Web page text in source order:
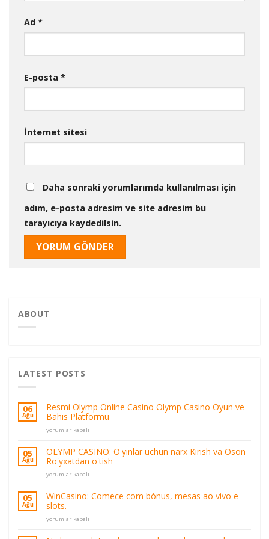
Ad *
E-posta *
İnternet sitesi
Daha sonraki yorumlarımda kullanılması için
adım, e-posta adresim ve site adresim bu
tarayıcıya kaydedilsin.
ABOUT
LATEST POSTS
06
Ağu
Resmi Olymp Online Casino Olymp Casino Oyun ve
Bahis Platformu
Resmi
Online
Casino
Olymp
Casino
ve
Bahis
Platformu
için
yorumlar kapalı
05
Ağu
OLYMP CASINO: O'yinlar uchun narx Kirish va Oson
Ro'yxatdan o'tish
OLYMP
O'yinlar
uchun
narx
Kirish
Oson
yorumlar kapalı
05
Ağu
WinCasino: Comece com bónus, mesas ao vivo e
slots.
WinCasino:
com
yorumlar kapalı